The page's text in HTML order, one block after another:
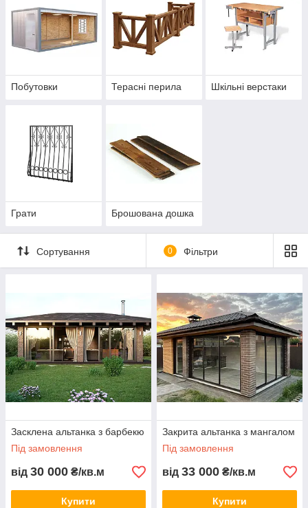
Побутовки Терасні перила Шкільні верстаки
Грати Брошована дошка
Сортування 0 Фільтри
Засклена альтанка з барбекю
Під замовлення
від 30 000 ₴/кв.м
Купити
Закрита альтанка з мангалом
Під замовлення
від 33 000 ₴/кв.м
Купити